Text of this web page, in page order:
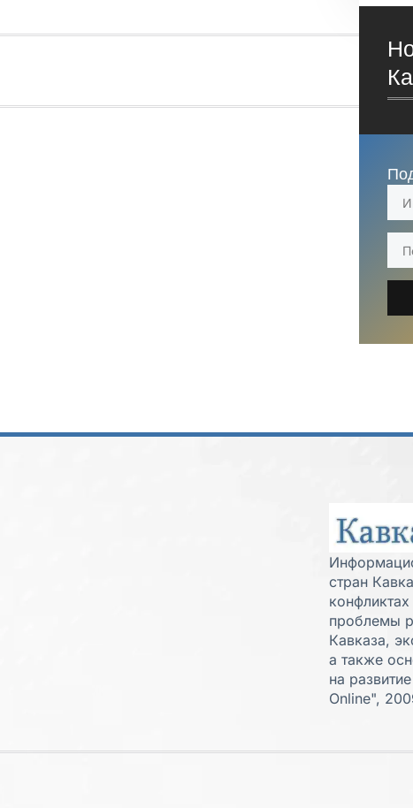
стран
проблемы
Кавказа,
а также
на
Online",